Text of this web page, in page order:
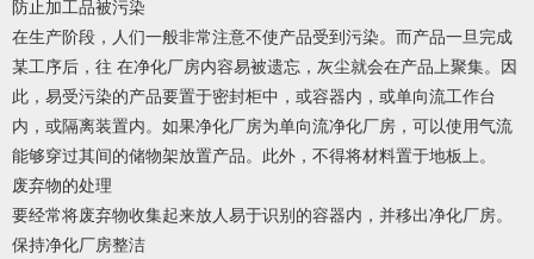
防止加工品被污染
在生产阶段，人们一般非常注意不使产品受到污染。而产品一旦完成
某工序后，往 在净化厂房内容易被遗忘，灰尘就会在产品上聚集。因
此，易受污染的产品要置于密封柜中，或容器内，或单向流工作台
内，或隔离装置内。如果净化厂房为单向流净化厂房，可以使用气流
能够穿过其间的储物架放置产品。此外，不得将材料置于地板上。
废弃物的处理
要经常将废弃物收集起来放人易于识别的容器内，并移出净化厂房。
保持净化厂房整洁